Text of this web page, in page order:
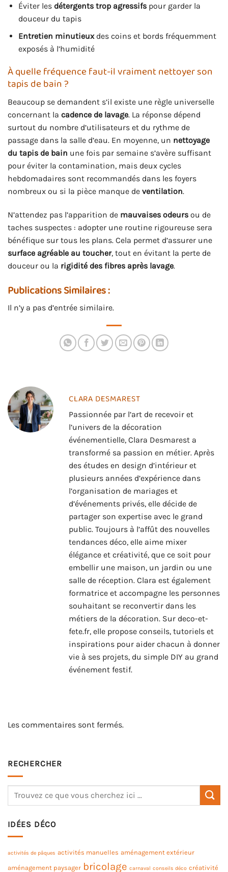
Éviter les détergents trop agressifspour garder la
douceur du tapis
Entretien minutieuxdes coins et bords fréquemment
exposés à l’humidité
À quelle fréquence faut-il vraiment nettoyer son
tapis de bain ?
Beaucoup se demandent s’il existe une règle universelle
concernant la cadence de lavage. La réponse dépend
surtout du nombre d’utilisateurs et du rythme de
passage dans la salle d’eau. En moyenne, un nettoyage
du tapis de bain une fois par semaine s’avère suffisant
pour éviter la contamination, mais deux cycles
hebdomadaires sont recommandés dans les foyers
nombreux ou si la pièce manque de ventilation.
N’attendez pas l’apparition de mauvaises odeurs ou de
taches suspectes : adopter une routine rigoureuse sera
bénéfique sur tous les plans. Cela permet d’assurer une
surface agréable au toucher, tout en évitant la perte de
douceur ou la rigidité des fibres après lavage.
Publications Similaires :
Il n’y a pas d’entrée similaire.
CLARA DESMAREST
Passionnée par l’art de recevoir et
l’univers de la décoration
événementielle, Clara Desmarest a
transformé sa passion en métier. Après
des études en design d’intérieur et
plusieurs années d’expérience dans
l’organisation de mariages et
d’événements privés, elle décide de
partager son expertise avec le grand
public. Toujours à l’affût des nouvelles
tendances déco, elle aime mixer
élégance et créativité, que ce soit pour
embellir une maison, un jardin ou une
salle de réception. Clara est également
formatrice et accompagne les personnes
souhaitant se reconvertir dans les
métiers de la décoration. Sur deco-et-
fete.fr, elle propose conseils, tutoriels et
inspirations pour aider chacun à donner
vie à ses projets, du simple DIY au grand
événement festif.
Les commentaires sont fermés.
RECHERCHER
IDÉES DÉCO
activités de pâques activités manuelles aménagement extérieur
aménagement paysager bricolage carnaval conseils déco créativité